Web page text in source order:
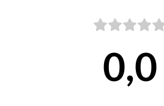
0,0